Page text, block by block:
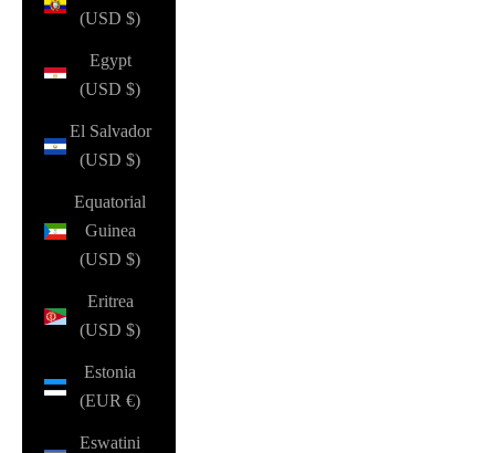
(USD $)
Egypt
(USD $)
El Salvador
(USD $)
Equatorial
Guinea
(USD $)
Eritrea
(USD $)
Estonia
(EUR €)
Eswatini